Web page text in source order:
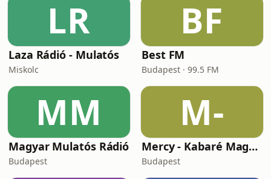
LR
Laza Rádió - Mulatós
Miskolc
BF
Best FM
Budapest · 99.5 FM
MM
Magyar Mulatós Rádió
Budapest
M-
Mercy - Kabaré Magyar Rádió
Budapest